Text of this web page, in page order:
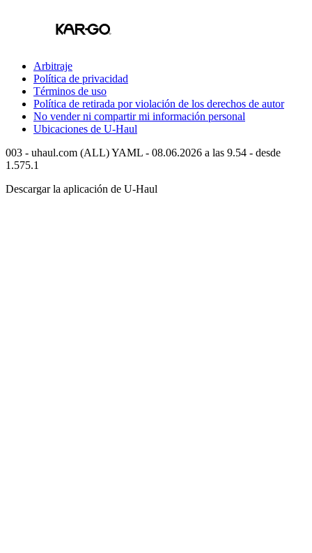
Arbitraje
Política de privacidad
Términos de uso
Política de retirada por violación de los derechos de autor
No vender ni compartir mi información personal
Ubicaciones de U-Haul
003 - uhaul.com (ALL) YAML - 08.06.2026 a las 9.54 - desde
1.575.1
Descargar la aplicación de U-Haul